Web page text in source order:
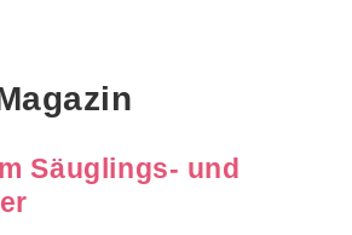
Säuglings- und